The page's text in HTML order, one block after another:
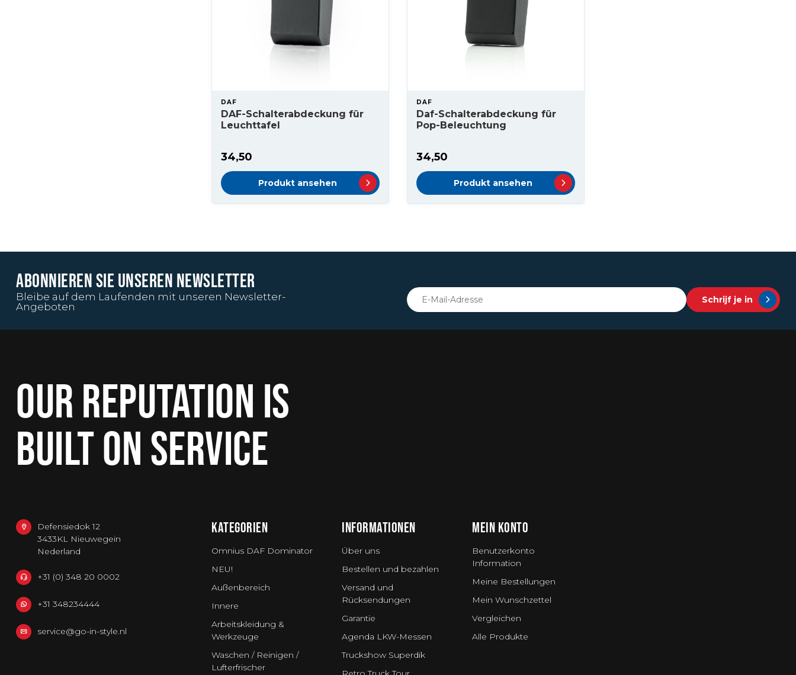
DAF
DAF-Schalterabdeckung für
Leuchttafel
34,50
Produkt ansehen
DAF
Daf-Schalterabdeckung für
Pop-Beleuchtung
34,50
Produkt ansehen
ABONNIEREN SIE UNSEREN NEWSLETTER
Bleibe auf dem Laufenden mit unseren Newsletter-
Angeboten
Schrijf je in
OUR REPUTATION IS
BUILT ON SERVICE
Defensiedok 12
3433KL Nieuwegein
Nederland
+31 (0) 348 20 0002
+31 348234444
service@go-in-style.nl
KATEGORIEN
Omnius DAF Dominator
NEU!
Außenbereich
Innere
Arbeitskleidung &
Werkzeuge
Waschen / Reinigen /
Lufterfrischer
INFORMATIONEN
Über uns
Bestellen und bezahlen
Versand und
Rücksendungen
Garantie
Agenda LKW-Messen
Truckshow Superdik
MEIN KONTO
Benutzerkonto
Information
Meine Bestellungen
Mein Wunschzettel
Vergleichen
Alle Produkte